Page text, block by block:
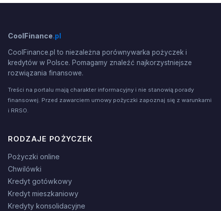
CoolFinance.pl
CoolFinance.pl to niezależna porównywarka pożyczek i
kredytów w Polsce. Pomagamy znaleźć najkorzystniejsze
rozwiązania finansowe.
Treści na portalu mają charakter informacyjny i nie stanowią porady
finansowej. Przed zawarciem umowy pożyczki zapoznaj się z warunkami
i RRSO.
RODZAJE POŻYCZEK
Pożyczki online
Chwilówki
Kredyt gotówkowy
Kredyt mieszkaniowy
Kredyty konsolidacyjne